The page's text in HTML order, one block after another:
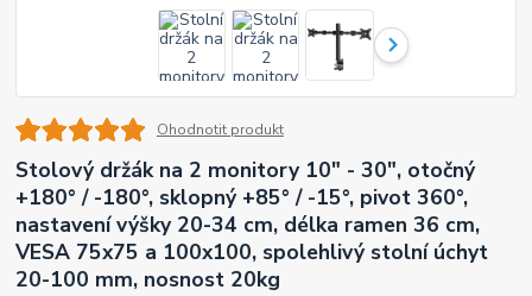
Ohodnotit produkt
Stolový držák na 2 monitory 10" - 30", otočný
+180° / -180°, sklopný +85° / -15°, pivot 360°,
nastavení výšky 20-34 cm, délka ramen 36 cm,
VESA 75x75 a 100x100, spolehlivý stolní úchyt
20-100 mm, nosnost 20kg